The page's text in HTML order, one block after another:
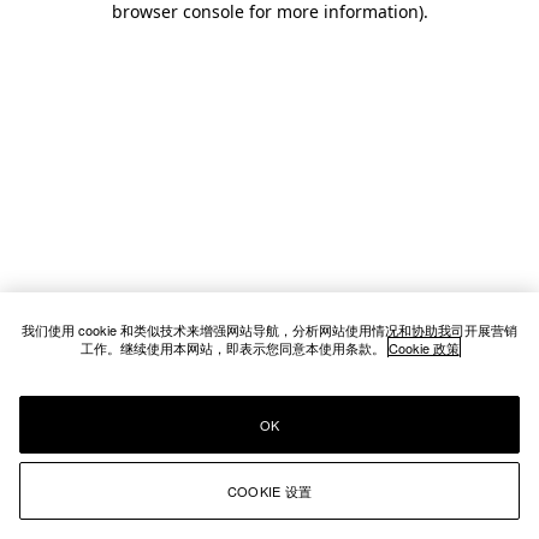
browser console for more information).
我们使用 cookie 和类似技术来增强网站导航，分析网站使用情况和协助我司开展营销
工作。继续使用本网站，即表示您同意本使用条款。 Cookie 政策
COOKIE 设置
OK